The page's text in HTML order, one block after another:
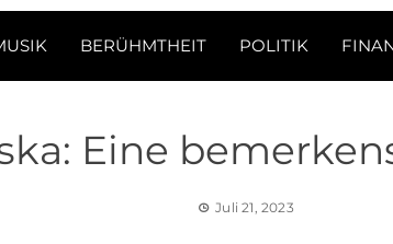
BERÜHMTHEIT POLITIK
Eine
Juli 21, 2023